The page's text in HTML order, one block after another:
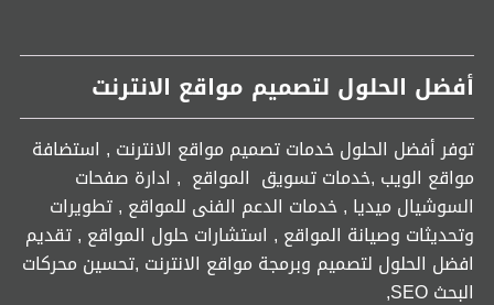
أفضل الحلول لتصميم مواقع الانترنت
توفر أفضل الحلول خدمات تصميم مواقع الانترنت , استضافة
مواقع الويب ,خدمات تسويق المواقع , ادارة صفحات
السوشيال ميديا , خدمات الدعم الفنى للمواقع , تطويرات
وتحديثات وصيانة المواقع , استشارات حلول المواقع , تقديم
افضل الحلول لتصميم وبرمجة مواقع الانترنت ,تحسين محركات
البحث SEO,